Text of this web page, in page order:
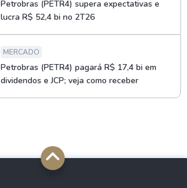
Petrobras (PETR4) supera expectativas e
lucra R$ 52,4 bi no 2T26
MERCADO
Petrobras (PETR4) pagará R$ 17,4 bi em
dividendos e JCP; veja como receber